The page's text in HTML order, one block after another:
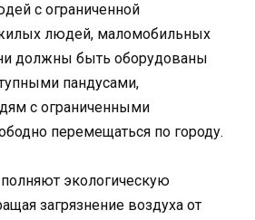
с ограниченной
людей, маломобильных
должны быть оборудованы
пандусами,
с ограниченными
перемещаться по городу.
экологическую
загрязнение воздуха от